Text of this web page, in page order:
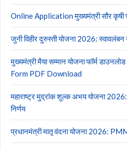
Online Application मुख्यमंत्री सौर कृषी
जुनी विहीर दुरुस्ती योजना 2026: स्वावलंबन
मुख्यमंत्री मैया सम्मान योजना फॉर्म
Form PDF Download
महाराष्ट्र मुद्रांक शुल्क अभय योजना
निर्णय
प्रधानमंत्री मातृ वंदना योजना 2026: